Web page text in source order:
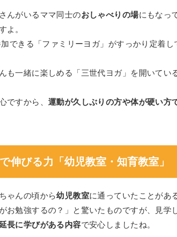
んがいるママ同士のおしゃべりの場にもなっ
よ。
できる「ファミリーヨガ」がすっかり定着し
も一緒に楽しめる「三世代ヨガ」を開いてい
ですから、運動が久しぶりの方や体が硬い方
伸びる力「幼児教室・知育教室」
ゃんの頃から幼児教室に通っていたことがあ
お勉強するの？」と驚いたものですが、見学
長に学びがある内容で安心しましたね。